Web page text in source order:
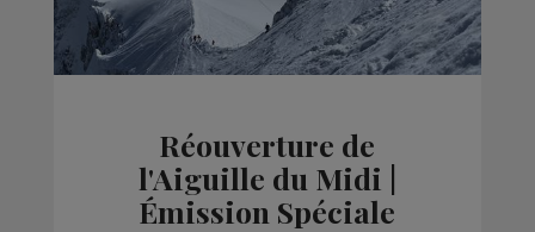
Réouverture de
l'Aiguille du Midi |
Émission Spéciale